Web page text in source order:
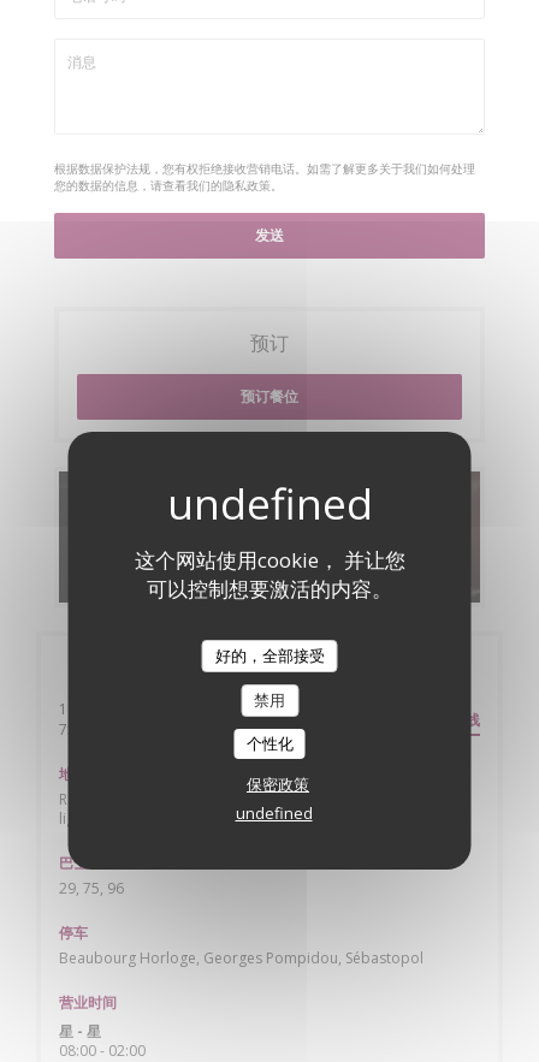
这个网站使用cookie， 并让您
可以控制想要激活的内容。
好的，全部接受
禁用
个性化
保密政策
undefined
根据数据保护法规，您有权拒绝接收营销电话。如需了解更多关于我们如何处理
您的数据的信息，请查看我们的隐私政策。
预订
预订餐位
菜单
发现我们的菜单
一般信息
141 rue saint Martin
75004 Paris
((在新窗口中打开)) 路线
地铁
Rambuteau ligne 11, Hôtel de ville lignes 1 & 11, Châtelet
lignes 4, 7, 11 & 14 + RER
巴士
29, 75, 96
停车
Beaubourg Horloge, Georges Pompidou, Sébastopol
营业时间
星 - 星
08:00 - 02:00